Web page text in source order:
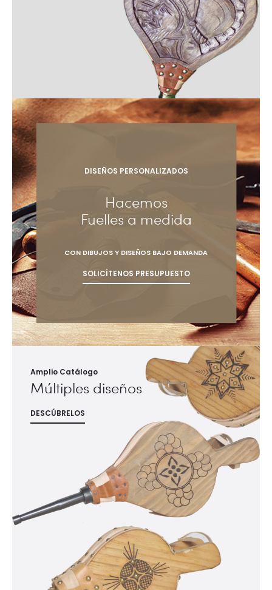
DISEÑOS PERSONALIZADOS
Hacemos
Fuelles a medida
CON DIBUJOS Y DISEÑOS BAJO DEMANDA
SOLICÍTENOS PRESUPUESTO
Amplio Catálogo
Múltiples diseños
DESCÚBRELOS